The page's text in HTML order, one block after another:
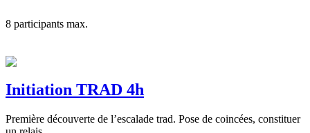
8 participants max.
Initiation TRAD 4h
Première découverte de l’escalade trad. Pose de coincées, constituer